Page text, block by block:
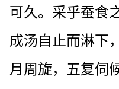
可久。采乎蚕食
成汤自止而淋下
月周旋，五复伺